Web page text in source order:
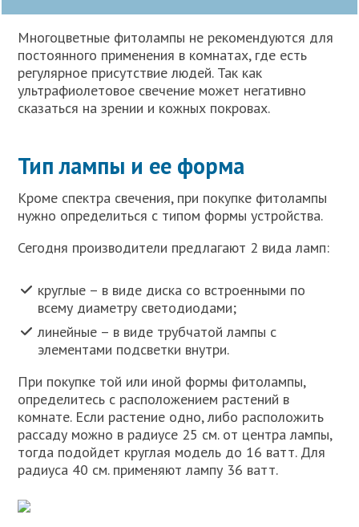
Многоцветные фитолампы не рекомендуются для
постоянного применения в комнатах, где есть
регулярное присутствие людей. Так как
ультрафиолетовое свечение может негативно
сказаться на зрении и кожных покровах.
Тип лампы и ее форма
Кроме спектра свечения, при покупке фитолампы
нужно определиться с типом формы устройства.
Сегодня производители предлагают 2 вида ламп:
круглые – в виде диска со встроенными по
всему диаметру светодиодами;
линейные – в виде трубчатой лампы с
элементами подсветки внутри.
При покупке той или иной формы фитолампы,
определитесь с расположением растений в
комнате. Если растение одно, либо расположить
рассаду можно в радиусе 25 см. от центра лампы,
тогда подойдет круглая модель до 16 ватт. Для
радиуса 40 см. применяют лампу 36 ватт.